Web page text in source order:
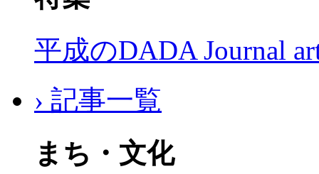
平成のDADA Journal
› 記事一覧
まち・文化